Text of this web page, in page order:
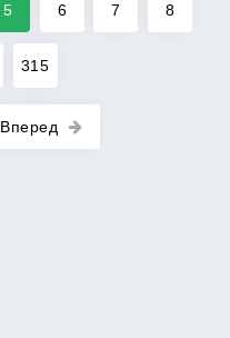
5 6 7 8
315
Вперед